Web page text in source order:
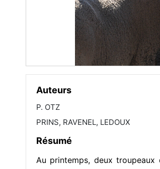
Auteurs
P. OTZ
PRINS, RAVENEL, LEDOUX
Résumé
Au printemps, deux troupeaux